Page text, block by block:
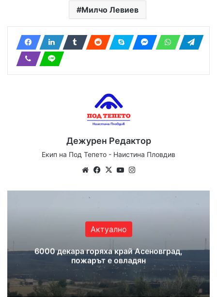
Милчо Левиев
Дежурен Редактор
Екип на Под Тепето - Наистина Пловдив
WebsiteFacebook
X YouTube
Актуално
6000 декара горяха край Асеновград,
пожарът е овладян